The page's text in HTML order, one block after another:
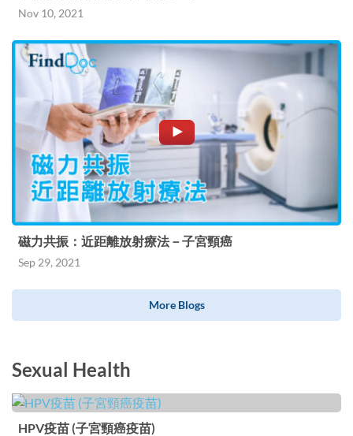
Nov 10, 2021
磁力共振：近距離放射療法－子宮頸癌
Sep 29, 2021
More Blogs
Sexual Health
HPV疫苗 (子宮頸癌疫苗)